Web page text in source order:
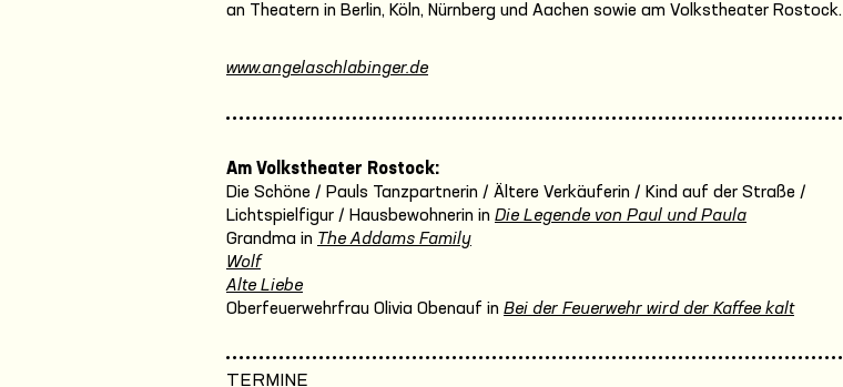
an Theatern in Berlin, Köln, Nürnberg und Aachen sowie am Volkstheater Rostock.
www.angelaschlabinger.de
Am Volkstheater Rostock:
Die Schöne / Pauls Tanzpartnerin / Ältere Verkäuferin / Kind auf der Straße /
Lichtspielfigur / Hausbewohnerin in Die Legende von Paul und Paula
Grandma in The Addams Family
Wolf
Alte Liebe
Oberfeuerwehrfrau Olivia Obenauf in Bei der Feuerwehr wird der Kaffee kalt
TERMINE